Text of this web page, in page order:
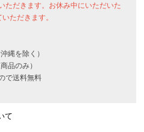
ただきます。お休み中にいただいた
ただきます。
縄を除く）
品のみ）
で送料無料
て